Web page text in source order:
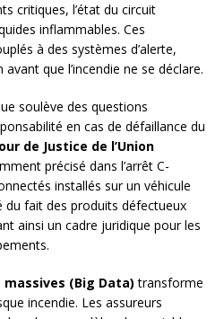
critiques, l’état du circuit
inflammables. Ces
à des systèmes d’alerte,
que l’incendie ne se déclare.
soulève des questions
en cas de défaillance du
de Justice de l’Union
précisé dans l’arrêt C-
installés sur un véhicule
du fait des produits défectueux
ainsi un cadre juridique pour les
massives (Big Data) transforme
incendie. Les assureurs